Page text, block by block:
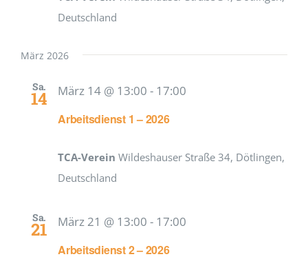
Deutschland
März 2026
Sa.
14
Arbeitsdienst 1 – 2026
März 14 @ 13:00 - 17:00
TCA-Verein Wildeshauser Straße 34, Dötlingen,
Deutschland
Sa.
21
Arbeitsdienst 2 – 2026
März 21 @ 13:00 - 17:00